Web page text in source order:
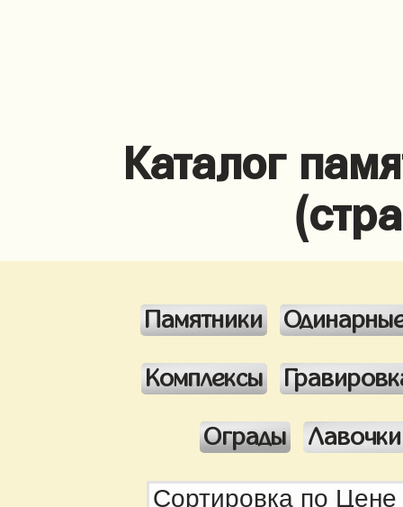
Каталог
Памятники
Комплексы
Ограды